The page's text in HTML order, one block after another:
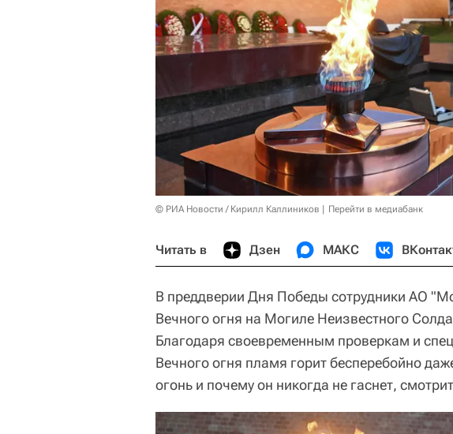
© РИА Новости / Кирилл Каллиников Перейти в медиабанк
Читать в Дзен МАКС
В преддверии Дня Победы сотрудники АО
Вечного огня на Могиле Неизвестного
Благодаря своевременным проверкам и
Вечного огня пламя горит бесперебойно
огонь и почему он никогда не гаснет,